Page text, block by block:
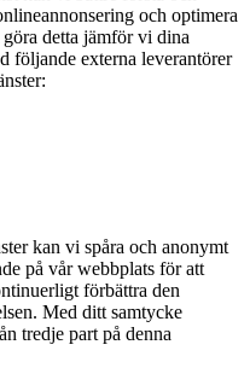
och optimera
detta jämför vi dina
följande externa leverantörer
kan vi spåra och anonymt
på vår webbplats för att
förbättra den
Med ditt samtycke
tredje part på denna